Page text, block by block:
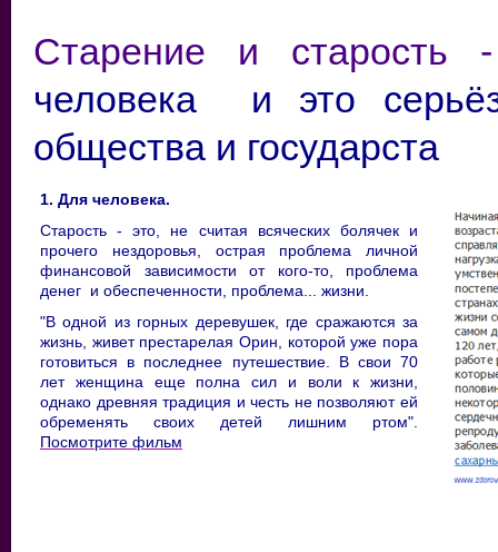
Старение и старость
человека и это
общества и государста
1. Для человека.
Старость - это, не считая всяческих болячек и
прочего нездоровья, острая проблема личной
финансовой зависимости от кого-то, проблема
денег и обеспеченности, проблема... жизни.
"В одной из горных деревушек, где сражаются за
жизнь, живет престарелая Орин, которой уже пора
готовиться в последнее путешествие. В свои 70
лет женщина еще полна сил и воли к жизни,
однако древняя традиция и честь не позволяют ей
обременять своих детей лишним ртом".
Посмотрите фильм